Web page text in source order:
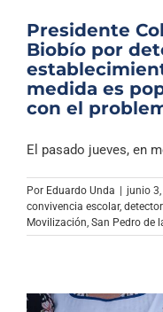
Presidente
Biobío por
medida es
con el
El pasado jueves, en
Por Eduardo Unda junio
convivencia escolar,
Movilización, San Pedro de